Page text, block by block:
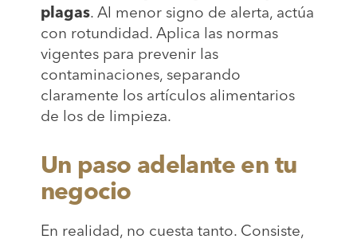
plagas. Al menor signo de alerta, actúa
con rotundidad. Aplica las normas
vigentes para prevenir las
contaminaciones, separando
claramente los artículos alimentarios
de los de limpieza.
Un paso adelante en tu
negocio
En realidad, no cuesta tanto. Consiste,